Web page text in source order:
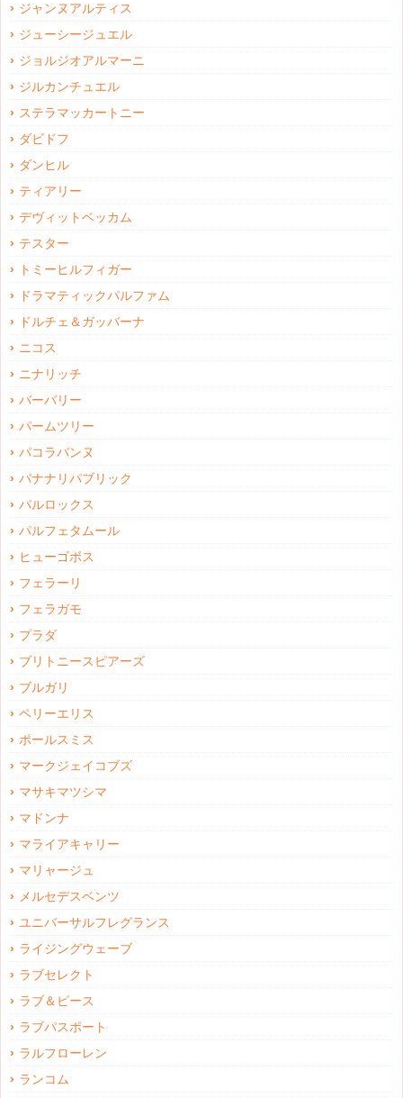
ジャンヌアルティス
ジューシージュエル
ジョルジオアルマーニ
ジルカンチュエル
ステラマッカートニー
ダビドフ
ダンヒル
ティアリー
デヴィットベッカム
テスター
トミーヒルフィガー
ドラマティックパルファム
ドルチェ＆ガッバーナ
ニコス
ニナリッチ
バーバリー
パームツリー
パコラバンヌ
バナナリパブリック
パルロックス
パルフェタムール
ヒューゴボス
フェラーリ
フェラガモ
プラダ
ブリトニースピアーズ
ブルガリ
ペリーエリス
ポールスミス
マークジェイコブズ
マサキマツシマ
マドンナ
マライアキャリー
マリャージュ
メルセデスベンツ
ユニバーサルフレグランス
ライジングウェーブ
ラブセレクト
ラブ＆ピース
ラブパスポート
ラルフローレン
ランコム